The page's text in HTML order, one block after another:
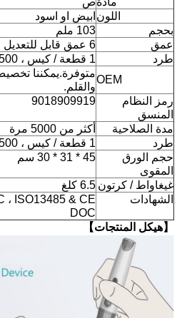
اللون ابيض او اسود
بحجم
103 ملم
عمق
6 عمق قابل للتعديل
طرد
1 قطعة / كيس ، 500 كيس / كرتون
OEM
متوفرة.يمكننا
والقلم.
رمز النظام
المنسق
9018909919
مدة الصلاحية
أكثر من 5000 مرة
طرد
1 قطعة / كيس ، 500 كيس / كرتون
حجم الورق
المقوى
45 * 31 * 30 سم
غيغاواط / كرتون 6.5 كلغ
الشهادات
DOC
【هيكل المنتجات】